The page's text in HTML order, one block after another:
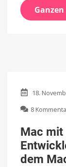
18.
8
Mac mit
dem